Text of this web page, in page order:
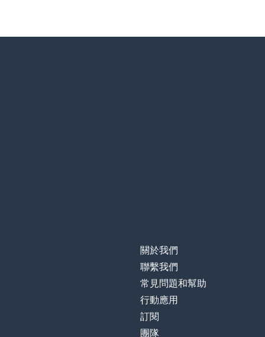
關於我們
聯繫我們
常見問題和幫助
行動應用
訂閱
團隊